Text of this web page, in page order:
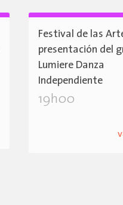
Festival de las
presentación del
Lumiere Danza
Independiente
19h00